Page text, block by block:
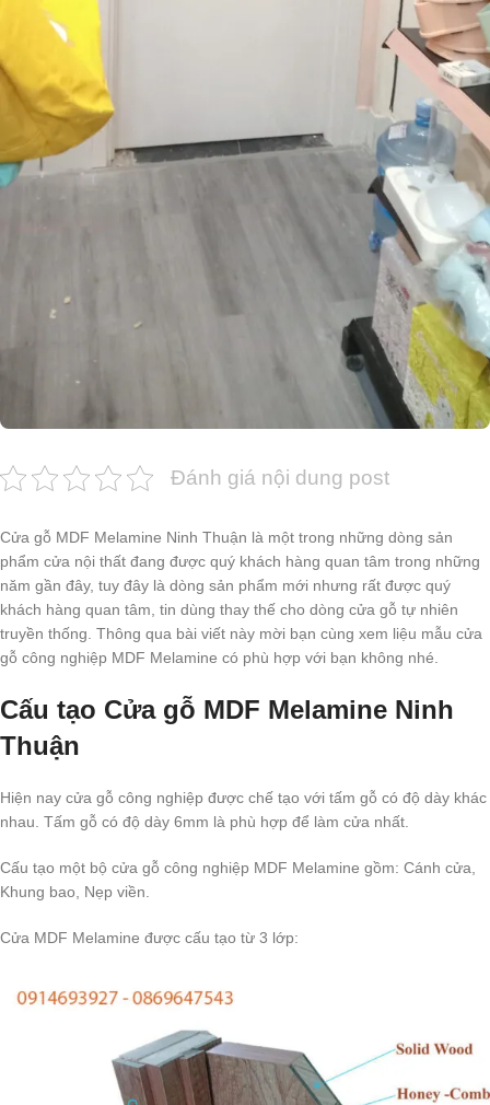
Đánh giá nội dung post
Cửa gỗ MDF Melamine Ninh Thuận là một trong những dòng sản
phẩm cửa nội thất đang được quý khách hàng quan tâm trong những
năm gần đây, tuy đây là dòng sản phẩm mới nhưng rất được quý
khách hàng quan tâm, tin dùng thay thế cho dòng cửa gỗ tự nhiên
truyền thống. Thông qua bài viết này mời bạn cùng xem liệu mẫu cửa
gỗ công nghiệp MDF Melamine có phù hợp với bạn không nhé.
Cấu tạo Cửa gỗ MDF Melamine Ninh
Thuận
Hiện nay cửa gỗ công nghiệp được chế tạo với tấm gỗ có độ dày khác
nhau. Tấm gỗ có độ dày 6mm là phù hợp để làm cửa nhất.
Cấu tạo một bộ cửa gỗ công nghiệp MDF Melamine gồm: Cánh cửa,
Khung bao, Nẹp viền.
Cửa MDF Melamine được cấu tạo từ 3 lớp: